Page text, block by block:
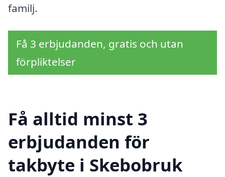
familj.
Få 3 erbjudanden, gratis och utan
förpliktelser
Få alltid minst 3
erbjudanden för
takbyte i Skebobruk